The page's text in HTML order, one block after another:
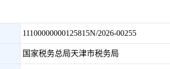
11100000000125815N/2026-00255
国家税务总局天津市税务局